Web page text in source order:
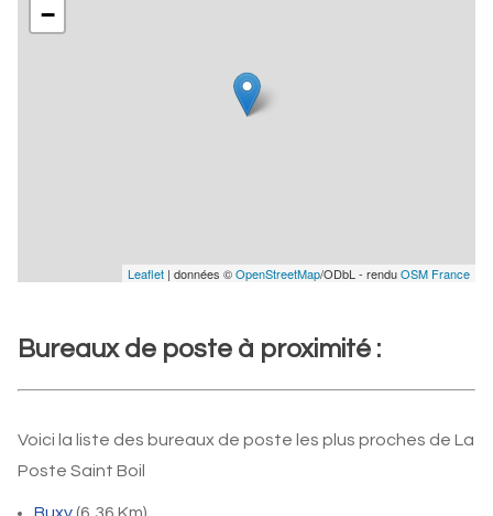
−
Leaflet | données ©OpenStreetMap/ODbL - renduOSM France
Bureaux de poste à proximité :
Voici la liste des bureaux de poste les plus proches de La
Poste Saint Boil